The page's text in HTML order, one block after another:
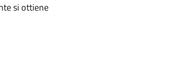
si ottiene